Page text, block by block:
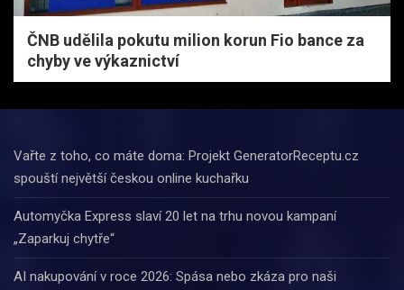
ČNB udělila pokutu milion korun Fio bance za
chyby ve výkaznictví
Vařte z toho, co máte doma: Projekt GeneratorReceptu.cz
spouští největší českou online kuchařku
Automyčka Express slaví 20 let na trhu novou kampaní
„Zaparkuj chytře“
AI nakupování v roce 2026: Spása nebo zkáza pro naši